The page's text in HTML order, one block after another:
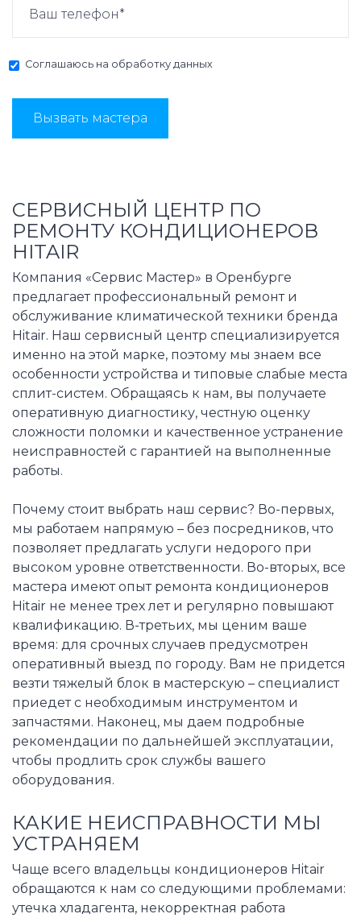
Соглашаюсь на обработку данных
Вызвать мастера
СЕРВИСНЫЙ ЦЕНТР ПО
РЕМОНТУ КОНДИЦИОНЕРОВ
HITAIR
Компания «Сервис Мастер» в Оренбурге
предлагает профессиональный ремонт и
обслуживание климатической техники бренда
Hitair. Наш сервисный центр специализируется
именно на этой марке, поэтому мы знаем все
особенности устройства и типовые слабые места
сплит-систем. Обращаясь к нам, вы получаете
оперативную диагностику, честную оценку
сложности поломки и качественное устранение
неисправностей с гарантией на выполненные
работы.
Почему стоит выбрать наш сервис? Во-первых,
мы работаем напрямую – без посредников, что
позволяет предлагать услуги недорого при
высоком уровне ответственности. Во-вторых, все
мастера имеют опыт ремонта кондиционеров
Hitair не менее трех лет и регулярно повышают
квалификацию. В-третьих, мы ценим ваше
время: для срочных случаев предусмотрен
оперативный выезд по городу. Вам не придется
везти тяжелый блок в мастерскую – специалист
приедет с необходимым инструментом и
запчастями. Наконец, мы даем подробные
рекомендации по дальнейшей эксплуатации,
чтобы продлить срок службы вашего
оборудования.
КАКИЕ НЕИСПРАВНОСТИ МЫ
УСТРАНЯЕМ
Чаще всего владельцы кондиционеров Hitair
обращаются к нам со следующими проблемами:
утечка хладагента, некорректная работа